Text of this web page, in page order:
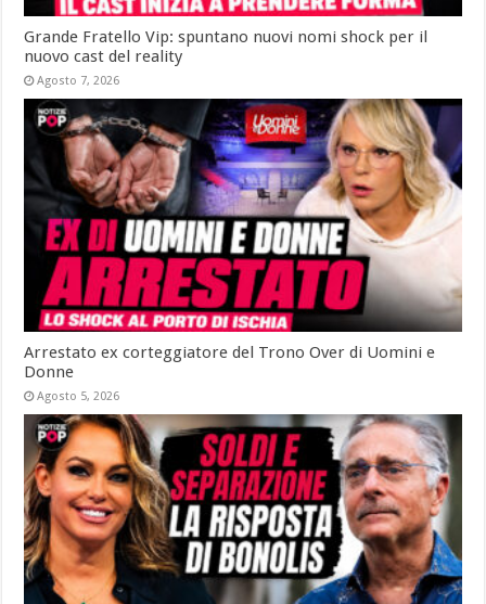
Grande Fratello Vip: spuntano nuovi nomi shock per il
nuovo cast del reality
Agosto 7, 2026
Arrestato ex corteggiatore del Trono Over di Uomini e
Donne
Agosto 5, 2026